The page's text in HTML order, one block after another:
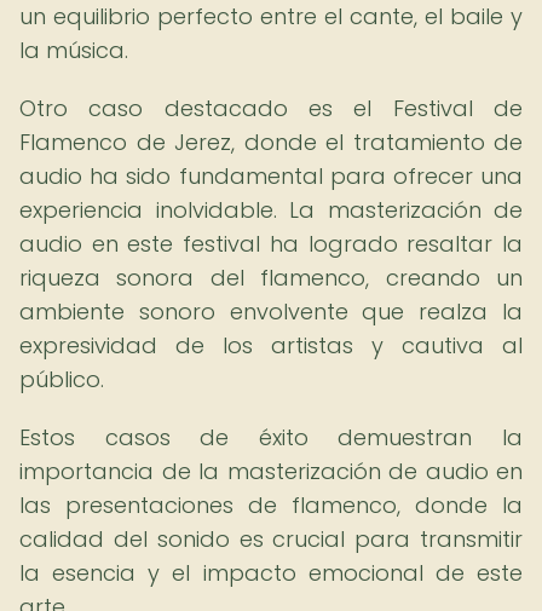
un equilibrio perfecto entre el cante, el baile y
la música.
Otro caso destacado es el Festival de
Flamenco de Jerez, donde el tratamiento de
audio ha sido fundamental para ofrecer una
experiencia inolvidable. La masterización de
audio en este festival ha logrado resaltar la
riqueza sonora del flamenco, creando un
ambiente sonoro envolvente que realza la
expresividad de los artistas y cautiva al
público.
Estos casos de éxito demuestran la
importancia de la masterización de audio en
las presentaciones de flamenco, donde la
calidad del sonido es crucial para transmitir
la esencia y el impacto emocional de este